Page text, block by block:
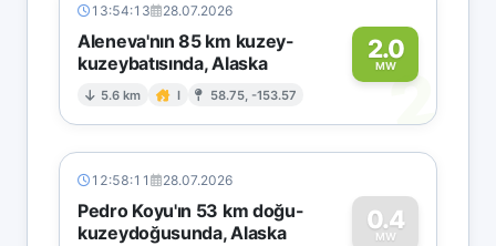
13:54:13 28.07.2026
Aleneva'nın 85 km kuzey-
kuzeybatısında, Alaska
5.6 km I 58.75, -153.57
2.0
MW2
12:58:11 28.07.2026
Pedro Koyu'ın 53 km doğu-
kuzeydoğusunda, Alaska
0.4
MW